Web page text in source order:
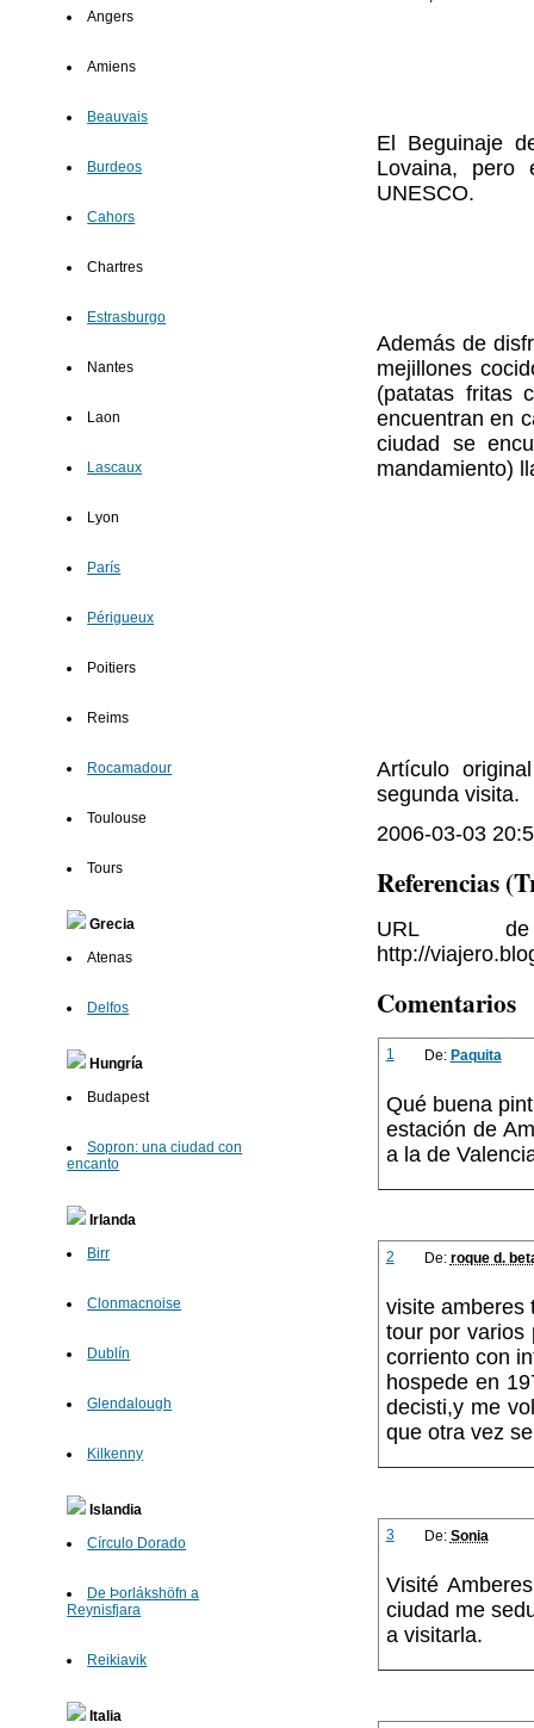
Angers
Amiens
Beauvais
Burdeos
Cahors
Chartres
Estrasburgo
Nantes
Laon
Lascaux
Lyon
París
Périgueux
Poitiers
Reims
Rocamadour
Toulouse
Tours
Grecia
Atenas
Delfos
Hungría
Budapest
Sopron: una ciudad con
encanto
Irlanda
Birr
Clonmacnoise
Dublín
Glendalough
Kilkenny
Islandia
Círculo Dorado
De Þorlákshöfn a
Reynisfjara
Reikiavik
Italia
El Beguinaje
Lovaina, pero
UNESCO.
Además de
mejillones
(patatas fritas
encuentran en
ciudad se
mandamiento)
Artículo
segunda visita.
2006-03-03
Referencias
URL
http://
Comentarios
1 De: Paquita
Qué buena
estación de
a la de
2 De: roque d.
visite amberes
tour por varios
corriento con
hospede en
decisti,y me
que otra vez
3 De: Sonia
Visité
ciudad me
a visitarla.